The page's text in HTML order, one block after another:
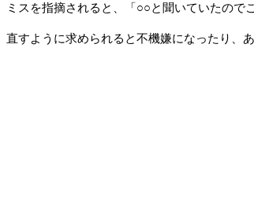
ミスを指摘されると、「○○と聞いていたので
直すように求められると不機嫌になったり、